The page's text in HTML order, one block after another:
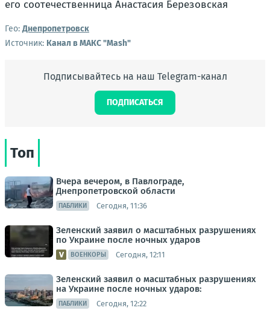
Гео:Днепропетровск
Источник: Канал в МАКС "Mash"
Подписывайтесь на наш Telegram-канал
ПОДПИСАТЬСЯ
Топ
Вчера вечером, в Павлограде,
Днепропетровской области
ПАБЛИКИ Сегодня, 11:36
Зеленский заявил о масштабных разрушениях
по Украине после ночных ударов
ВОЕНКОРЫ Сегодня, 12:11
Зеленский заявил о масштабных разрушениях
на Украине после ночных ударов:
ПАБЛИКИ Сегодня, 12:22